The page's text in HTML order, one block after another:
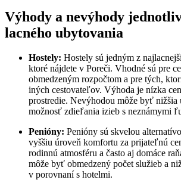
Výhody a nevýhody
lacného ubytovania
Hostely: Hostely sú jedným z
ktoré nájdete v Poreči. Vhodné sú pre
obmedzeným rozpočtom a pre tých,
iných cestovateľov. Výhoda je nízka
prostredie. Nevýhodou môže byť nižšia
možnosť zdieľania izieb s neznámymi
Penióny: Penióny sú skvelou
vyššiu úroveň komfortu za prijateľnú
rodinnú atmosféru a často aj domáce
môže byť obmedzený počet služieb a
v porovnaní s hotelmi.